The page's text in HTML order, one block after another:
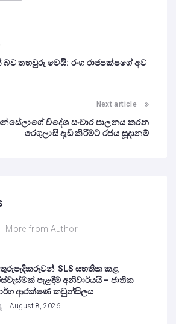
බව තහවුරු වෙයි: රංග රාජපක්ෂගේ අව
Next article
විදේශ සංචාර පාලනය කරන
රෙගුලාසි දැඩි කිරීමට රජය සූදානම්
More from Author
SLS සහතික කළ
පැළඳීම අනිවාර්යයි – ජාතික
ආරක්ෂණ කවුන්සිලය
August 8, 2026